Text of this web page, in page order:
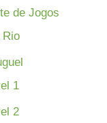
de Jogos
Rio
1
2